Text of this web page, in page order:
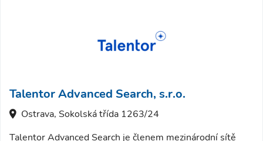
Talentor Advanced Search, s.r.o.
Ostrava, Sokolská třída 1263/24
Talentor Advanced Search je členem mezinárodní sítě